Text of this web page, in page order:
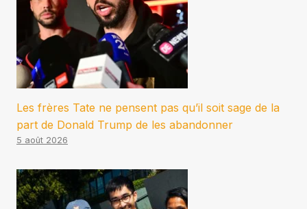
Les frères Tate ne pensent pas qu’il soit sage de la
part de Donald Trump de les abandonner
5 août 2026